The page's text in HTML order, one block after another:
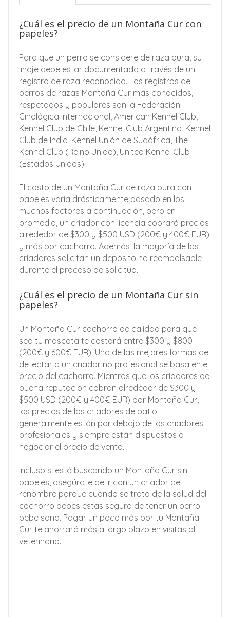
¿Cuál es el precio de un Montaña Cur con
papeles?
Para que un perro se considere de raza pura, su
linaje debe estar documentado a través de un
registro de raza reconocido. Los registros de
perros de razas Montaña Cur más conocidos,
respetados y populares son la Federación
Cinológica Internacional, American Kennel Club,
Kennel Club de Chile, Kennel Club Argentino, Kennel
Club de India, Kennel Unión de Sudáfrica, The
Kennel Club (Reino Unido), United Kennel Club
(Estados Unidos).
El costo de un Montaña Cur de raza pura con
papeles varía drásticamente basado en los
muchos factores a continuación, pero en
promedio, un criador con licencia cobrará precios
alrededor de $300 y $500 USD (200€ y 400€ EUR)
y más por cachorro. Además, la mayoría de los
criadores solicitan un depósito no reembolsable
durante el proceso de solicitud.
¿Cuál es el precio de un Montaña Cur sin
papeles?
Un Montaña Cur cachorro de calidad para que
sea tu mascota te costará entre $300 y $800
(200€ y 600€ EUR). Una de las mejores formas de
detectar a un criador no profesional se basa en el
precio del cachorro. Mientras que los criadores de
buena reputación cobran alrededor de $300 y
$500 USD (200€ y 400€ EUR) por Montaña Cur,
los precios de los criadores de patio
generalmente están por debajo de los criadores
profesionales y siempre están dispuestos a
negociar el precio de venta.
Incluso si está buscando un Montaña Cur sin
papeles, asegúrate de ir con un criador de
renombre porque cuando se trata de la salud del
cachorro debes estas seguro de tener un perro
bebe sano. Pagar un poco más por tu Montaña
Cur te ahorrará más a largo plazo en visitas al
veterinario.